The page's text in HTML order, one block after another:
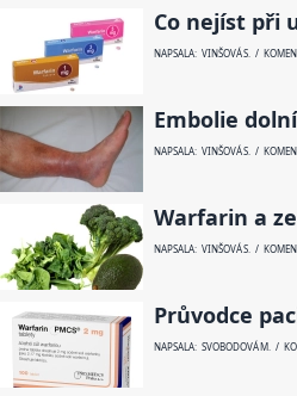
Co nejíst při
NAPSALA: VINŠOVÁ S. /
Embolie
NAPSALA: VINŠOVÁ S. /
Warfarin a
NAPSALA: VINŠOVÁ S. /
Průvodce
NAPSALA: SVOBODOVÁ M. /